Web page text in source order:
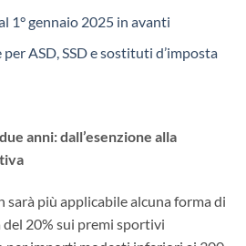
1° gennaio 2025 in avanti
ASD, SSD e sostituti d’imposta
anni: dall’esenzione alla
sarà più applicabile alcuna forma di
20% sui premi sportivi